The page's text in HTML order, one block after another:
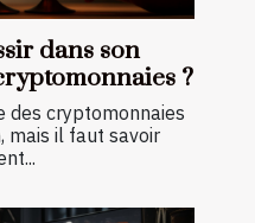
dans son
?
des cryptomonnaies
mais il faut savoir